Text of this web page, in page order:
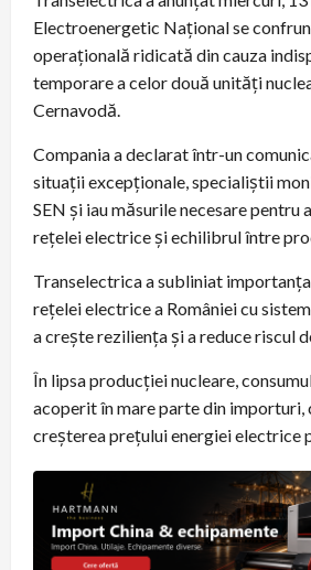
Electroenergetic Național se
operațională ridicată din cauza
temporare a celor două unități
Cernavodă.
Compania a declarat într-un
situații excepționale, specialiștii
SEN și iau măsurile necesare pentru
rețelei electrice și echilibrul între
Transelectrica a subliniat
rețelei electrice a României cu
a crește reziliența și a reduce riscul
În lipsa producției nucleare,
acoperit în mare parte din importuri,
creșterea prețului energiei electrice